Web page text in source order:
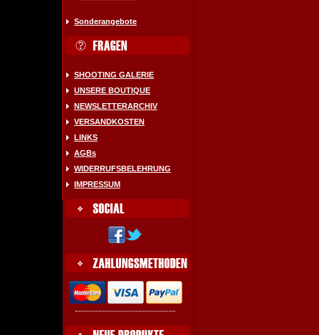
Sonderangebote
SHOOTING GALERIE
UNSERE BOUTIQUE
NEWSLETTERARCHIV
VERSANDKOSTEN
LINKS
AGBs
WIDERRUFSBELEHRUNG
IMPRESSUM